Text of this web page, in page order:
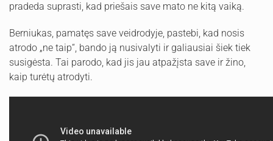
pradeda suprasti, kad priešais save mato ne kitą vaiką.
Berniukas, pamatęs save veidrodyje, pastebi, kad nosis
atrodo „ne taip“, bando ją nusivalyti ir galiausiai šiek tiek
susigėsta. Tai parodo, kad jis jau atpažįsta save ir žino,
kaip turėtų atrodyti.